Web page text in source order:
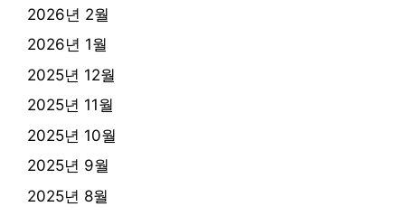
2026년 2월
2026년 1월
2025년 12월
2025년 11월
2025년 10월
2025년 9월
2025년 8월